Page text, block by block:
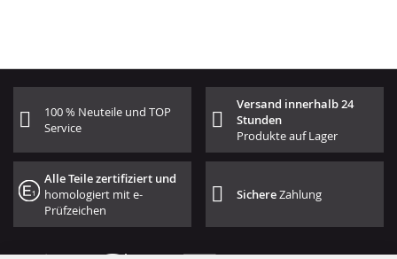
100 % Neuteile und TOP
Service
Versand innerhalb 24
Stunden
Produkte auf Lager
Alle Teile zertifiziert und
homologiert mit e-
Prüfzeichen
SichereZahlung